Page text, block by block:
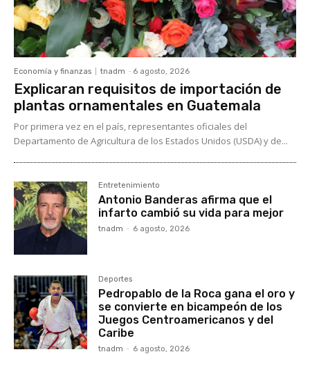
Economía y finanzas tnadm - 6 agosto, 2026
Explicaran requisitos de importación de
plantas ornamentales en Guatemala
Por primera vez en el país, representantes oficiales del
Departamento de Agricultura de los Estados Unidos (USDA) y de...
Entretenimiento
Antonio Banderas afirma que el
infarto cambió su vida para mejor
tnadm - 6 agosto, 2026
Deportes
Pedropablo de la Roca gana el oro y
se convierte en bicampeón de los
Juegos Centroamericanos y del
Caribe
tnadm - 6 agosto, 2026